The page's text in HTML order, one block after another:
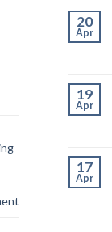
20
Apr
19
Apr
17
Apr